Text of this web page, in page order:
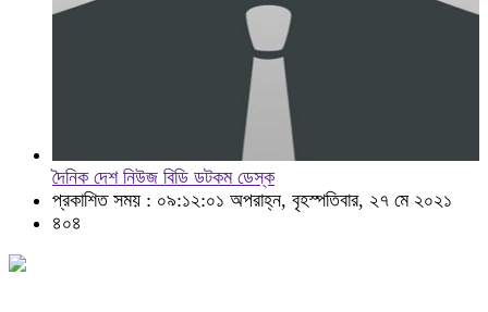
দৈনিক দেশ নিউজ বিডি ডটকম ডেস্ক
প্রকাশিত সময় : ০৯:১২:০১ অপরাহ্ন, বৃহস্পতিবার, ২৭ মে ২০২১
৪০৪